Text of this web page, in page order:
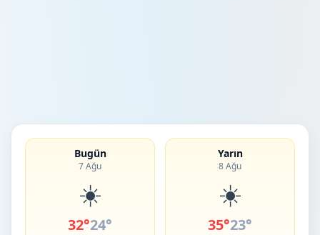
Bugün
7 Ağu
☀️
32°24°
Yarın
8 Ağu
☀️
35°23°